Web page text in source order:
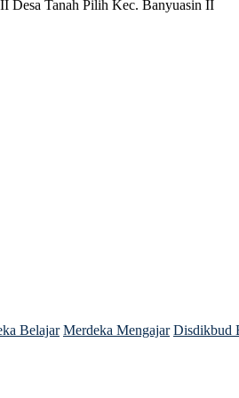
Desa Tanah Pilih Kec. Banyuasin II
Belajar Merdeka Mengajar Disdikbud